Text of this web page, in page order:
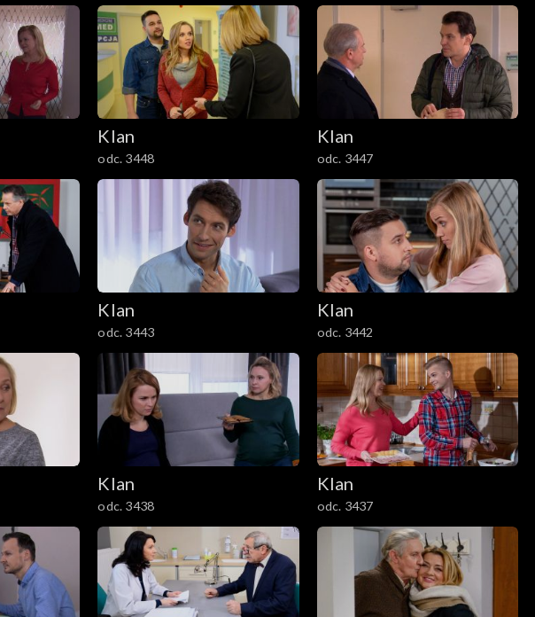
Klan
odc. 3448
Klan
odc. 3447
Klan
odc. 3443
Klan
odc. 3442
Klan
odc. 3438
Klan
odc. 3437